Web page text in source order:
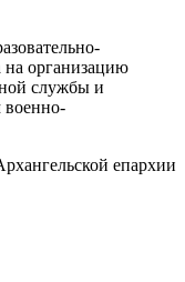
на организацию
службы и
военно-
епархии